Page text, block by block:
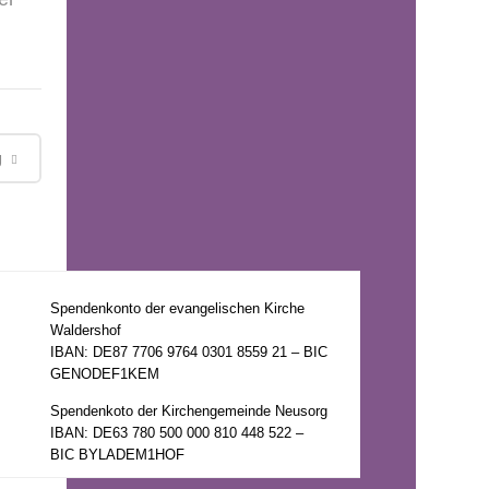
Spendenkonto der evangelischen Kirche
Waldershof
IBAN: DE87 7706 9764 0301 8559 21 – BIC
GENODEF1KEM
Spendenkoto der Kirchengemeinde Neusorg
IBAN: DE63 780 500 000 810 448 522 –
BIC BYLADEM1HOF